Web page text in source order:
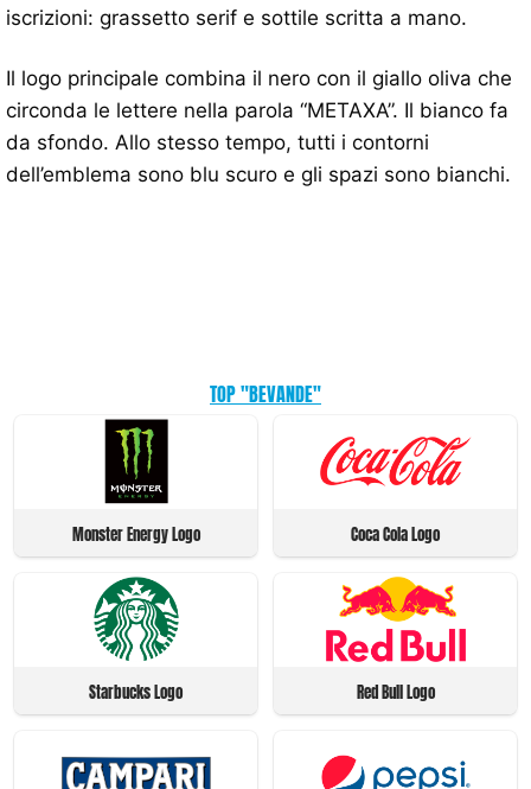
iscrizioni: grassetto serif e sottile scritta a mano.
Il logo principale combina il nero con il giallo oliva che
circonda le lettere nella parola “METAXA”. Il bianco fa
da sfondo. Allo stesso tempo, tutti i contorni
dell’emblema sono blu scuro e gli spazi sono bianchi.
TOP "BEVANDE"
Monster Energy Logo Coca Cola Logo
Starbucks Logo Red Bull Logo